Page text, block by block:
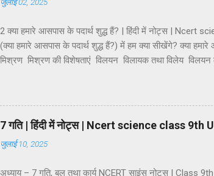
2 क्या हमारे आसपास के पदार्थ शुद्ध हैं? | हिंदी में नोट्स | Ncert
(क्या हमारे आसपास के पदार्थ शुद्ध हैं?) में हम क्या सीखेंगे? क्या
मिश्रण मिश्रण की विशेषताएं विलयन विलायक तथा विलेय
अनिश्चित अनुपात में मिलाया जाता है और किसी नई वस्तु का निर्माण
7 गति | हिंदी में नोट्स | Ncert science class
जुलाई 10, 2025
अध्याय – 7 गति, बल तथा कार्य NCERT साइंस नोट्स |